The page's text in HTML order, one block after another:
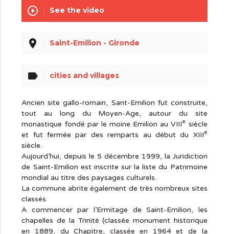
play_circle_outline See the video
place Saint-Emilion - Gironde
label cities and villages
Ancien site gallo-romain, Sant-Emilion fut construite,
tout au long du Moyen-Age, autour du site
monastique fondé par le moine Emilion au VIIIe siècle
et fut fermée par des remparts au début du XIIIe
siècle.
Aujourd’hui, depuis le 5 décembre 1999, la Juridiction
de Saint-Emilion est inscrite sur la liste du Patrimoine
mondial au titre des paysages culturels.
La commune abrite également de très nombreux sites
classés.
A commencer par l’Ermitage de Saint-Emilion, les
chapelles de la Trinité (classée monument historique
en 1889, du Chapitre, classée en 1964 et de la